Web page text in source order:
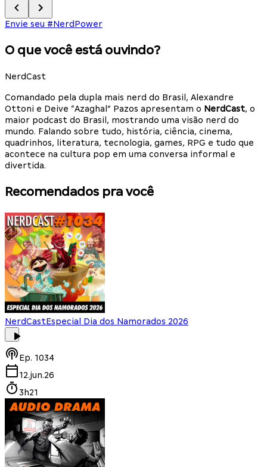
Envie seu #NerdPower
O que você está ouvindo?
NerdCast
Comandado pela dupla mais nerd do Brasil, Alexandre
Ottoni e Deive “Azaghal” Pazos apresentam o NerdCast, o
maior podcast do Brasil, mostrando uma visão nerd do
mundo. Falando sobre tudo, história, ciência, cinema,
quadrinhos, literatura, tecnologia, games, RPG e tudo que
acontece na cultura pop em uma conversa informal e
divertida.
Recomendados pra você
NerdCastEspecial Dia dos Namorados 2026
Ep. 1034
12.jun.26
3h21